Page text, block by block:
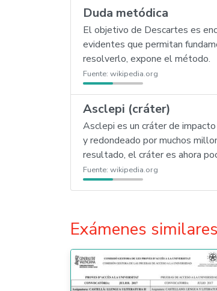
Duda metódica
El objetivo de Descartes es
evidentes que permitan
resolverlo, expone el método.
Fuente: wikipedia.org
Asclepi (cráter)
Asclepi es un cráter de
y redondeado por muchos
resultado, el cráter es ahora
Fuente: wikipedia.org
Exámenes similares